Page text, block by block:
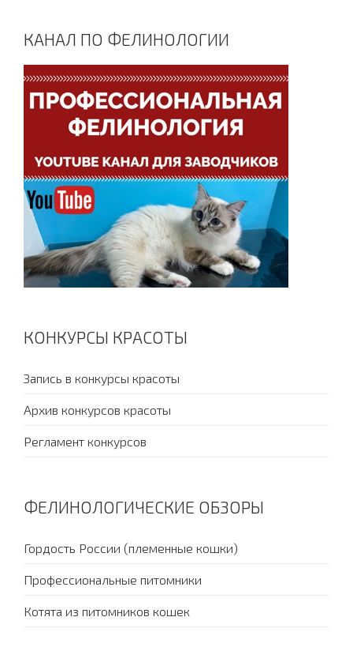
КАНАЛ ПО ФЕЛИНОЛОГИИ
КОНКУРСЫ КРАСОТЫ
Запись в конкурсы красоты
Архив конкурсов красоты
Регламент конкурсов
ФЕЛИНОЛОГИЧЕСКИЕ ОБЗОРЫ
Гордость России (племенные кошки)
Профессиональные питомники
Котята из питомников кошек